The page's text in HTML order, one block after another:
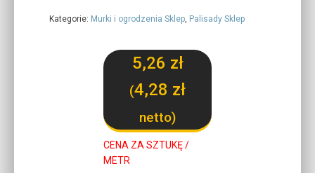
Kategorie: Murki i ogrodzenia Sklep Palisady Sklep
5,26 zł
(4,28 zł
netto)
CENA ZA SZTUKĘ /
METR